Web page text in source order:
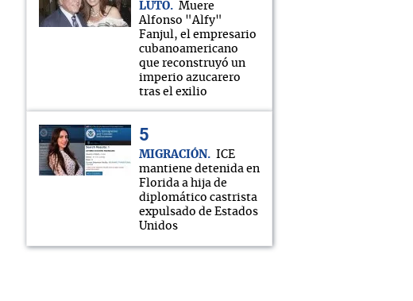
LUTO
Muere
Alfonso "Alfy"
Fanjul, el empresario
cubanoamericano
que reconstruyó un
imperio azucarero
tras el exilio
MIGRACIÓN
ICE
mantiene detenida en
Florida a hija de
diplomático castrista
expulsado de Estados
Unidos